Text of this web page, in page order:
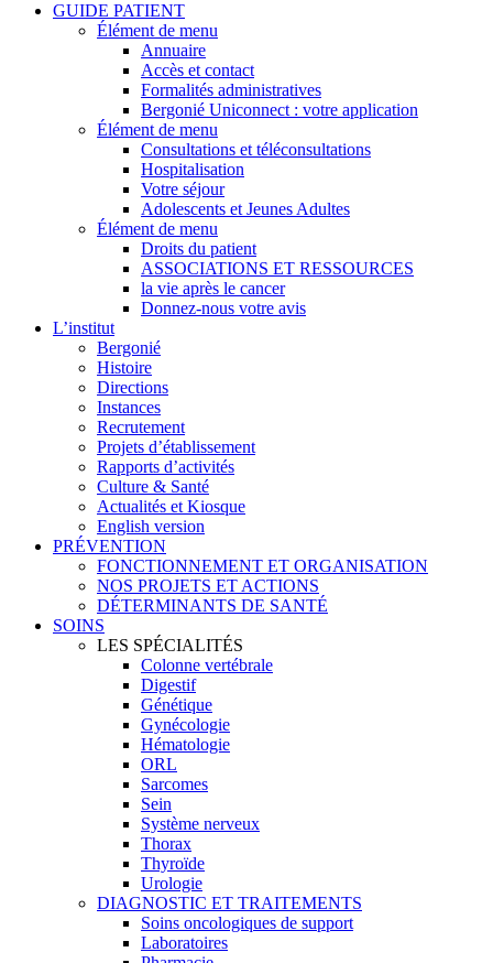
GUIDE PATIENT
Élément de menu
Annuaire
Accès et contact
Formalités administratives
Bergonié Uniconnect : votre application
Élément de menu
Consultations et téléconsultations
Hospitalisation
Votre séjour
Adolescents et Jeunes Adultes
Élément de menu
Droits du patient
ASSOCIATIONS ET RESSOURCES
la vie après le cancer
Donnez-nous votre avis
L’institut
Bergonié
Histoire
Directions
Instances
Recrutement
Projets d’établissement
Rapports d’activités
Culture & Santé
Actualités et Kiosque
English version
PRÉVENTION
FONCTIONNEMENT ET ORGANISATION
NOS PROJETS ET ACTIONS
DÉTERMINANTS DE SANTÉ
SOINS
LES SPÉCIALITÉS
Colonne vertébrale
Digestif
Génétique
Gynécologie
Hématologie
ORL
Sarcomes
Sein
Système nerveux
Thorax
Thyroïde
Urologie
DIAGNOSTIC ET TRAITEMENTS
Soins oncologiques de support
Laboratoires